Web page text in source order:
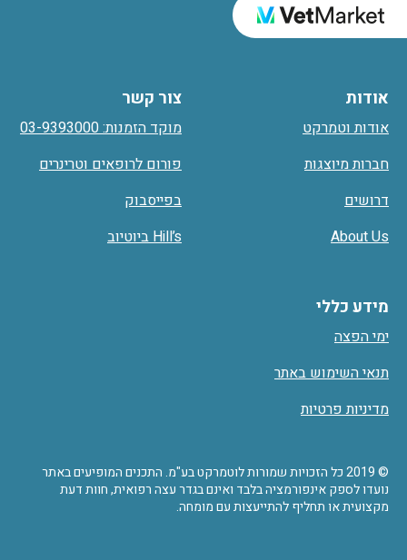
אודות
אודות וטמרקט
חברות מיוצגות
דרושים
About Us
מידע כללי
ימי הפצה
תנאי השימוש באתר
מדיניות פרטיות
צור קשר
מוקד הזמנות: 03-9393000
פורום לרופאים וטרינרים
בפייסבוק
Hill’s ביוטיוב
© 2019 כל הזכויות שמורות לוטמרקט בע"מ. התכנים המופיעים באתר
נועדו לספק אינפורמציה בלבד ואינם בגדר עצה רפואית, חוות דעת
מקצועית או תחליף להתייעצות עם מומחה.